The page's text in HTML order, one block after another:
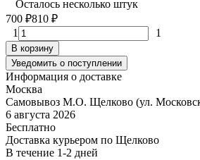
Осталось несколько штук
700 ₽810 ₽
1
1
В корзину
Уведомить о поступлении
Информация о доставке
Москва
Самовывоз М.О. Щелково (ул.
6 августа 2026
Бесплатно
Доставка курьером по Щелково
В течение 1-2 дней